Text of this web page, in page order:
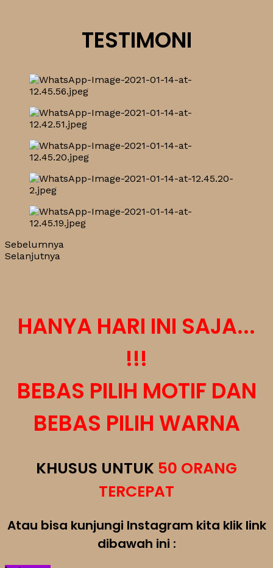
TESTIMONI
Sebelumnya
Selanjutnya
HANYA HARI INI SAJA...
!!!
BEBAS PILIH MOTIF DAN
BEBAS PILIH WARNA
KHUSUS UNTUK 50 ORANG
TERCEPAT
Atau bisa kunjungi Instagram kita klik link
dibawah ini :​